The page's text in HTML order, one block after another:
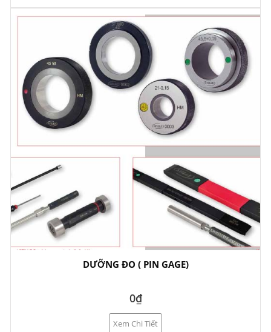
DƯỠNG ĐO ( PIN GAGE)
0₫
Xem Chi Tiết